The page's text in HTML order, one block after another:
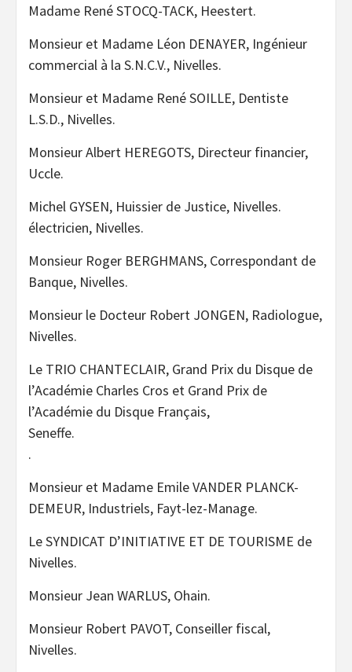
Madame René STOCQ-TACK, Heestert.
Monsieur et Madame Léon DENAYER, Ingénieur
commercial à la S.N.C.V., Nivelles.
Monsieur et Madame René SOILLE, Dentiste
L.S.D., Nivelles.
Monsieur Albert HEREGOTS, Directeur financier,
Uccle.
Michel GYSEN, Huissier de Justice, Nivelles.
électricien, Nivelles.
Monsieur Roger BERGHMANS, Correspondant de
Banque, Nivelles.
Monsieur le Docteur Robert JONGEN, Radiologue,
Nivelles.
Le TRIO CHANTECLAIR, Grand Prix du Disque de
l’Académie Charles Cros et Grand Prix de
l’Académie du Disque Français,
.
Monsieur et Madame Emile VANDER PLANCK-
DEMEUR, Industriels, Fayt-lez-Manage.
Le SYNDICAT D’INITIATIVE ET DE TOURISME de
Nivelles.
Monsieur Jean WARLUS, Ohain.
Monsieur Robert PAVOT, Conseiller fiscal,
Nivelles.